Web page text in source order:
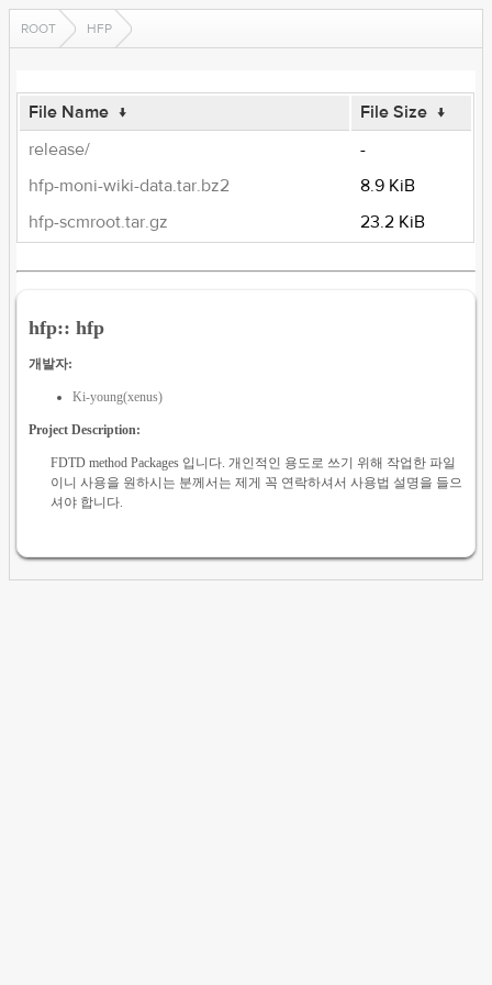
ROOT HFP
File Name ↓ File Size ↓
release/
-
hfp-moni-wiki-data.tar.bz2
8.9 KiB
hfp-scmroot.tar.gz
23.2 KiB
hfp:: hfp
개발자:
Ki-young(xenus)
Project Description:
FDTD method Packages 입니다. 개인적인 용도로 쓰기 위해 작업한 파일
이니 사용을 원하시는 분께서는 제게 꼭 연락하셔서 사용법 설명을 들으
셔야 합니다.